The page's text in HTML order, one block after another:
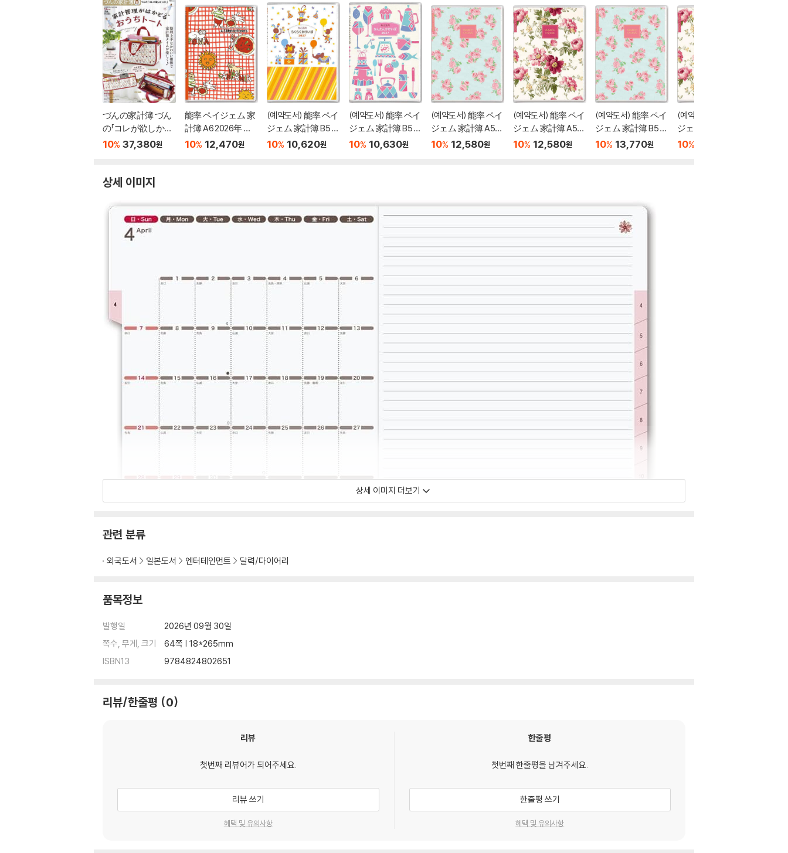
づんの家計簿 づん
の「コレが欲しかっ
た!」家計管理がはか
10% 37,380원
能率 ペイジェム 家
計簿 A6 2026年 ウ
ィ-クリ- A.S.マン
10% 12,470원
(예약도서) 能率 ペイ
ジェム 家計簿 B5 2
027年 マンスリ? ら
10% 10,620원
(예약도서) 能率 ペイ
ジェム 家計簿 B5 2
027年 マンスリ? か
10% 10,630원
(예약도서) 能率 ペイ
ジェム 家計簿 A5
ウィ?クリ? メモ
10% 12,580원
(예약도서) 能率 ペイ
ジェム 家計簿 A5
ウィ?クリ? メモ
10% 12,580원
(예약도서) 能率 ペイ
ジェム 家計簿 B5 ウ
ィ?クリ? メモリ?
10% 13,770원
(예약도서) 能率 ペイ
ジェム 家計簿 B5 ウ
ィ?クリ? メモリ?
10%
상세 이미지
상세 이미지 더보기
관련 분류
외국도서 일본도서 엔터테인먼트 달력/다이어리
품목정보
발행일
2026년 09월 30일
쪽수, 무게, 크기
64쪽 | 18*265mm
ISBN13
9784824802651
리뷰/한줄평 0
리뷰
첫번째 리뷰어가 되어주세요.
리뷰 쓰기
혜택 및 유의사항
한줄평
첫번째 한줄평을 남겨주세요.
한줄평 쓰기
혜택 및 유의사항